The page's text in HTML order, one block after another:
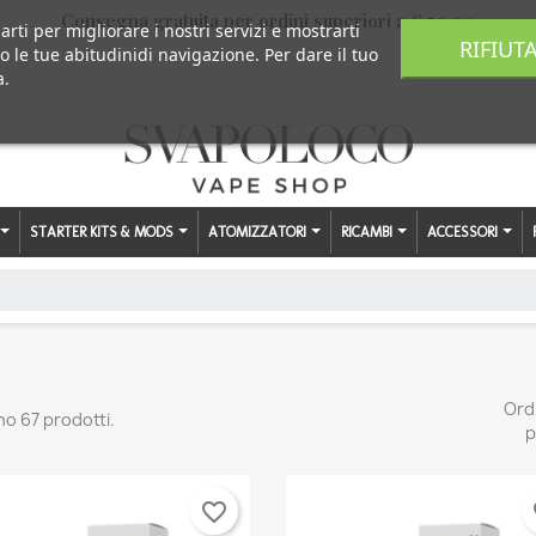
Consegna gratuita per ordini superiori a € 59,00
STARTER KITS & MODS ATOMIZZATORI RICAMBI ACCESSORI
67 prodotti.
favorite_border
per migliorare i nostri servizi e mostrarti
le tue abitudinidi navigazione. Per dare il tuo